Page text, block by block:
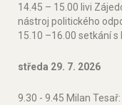
14.45 – 15.00 Iivi
nástroj politického
15.10 –16.00 setkání s
středa 29. 7. 2026
9.30 - 9.45 Milan